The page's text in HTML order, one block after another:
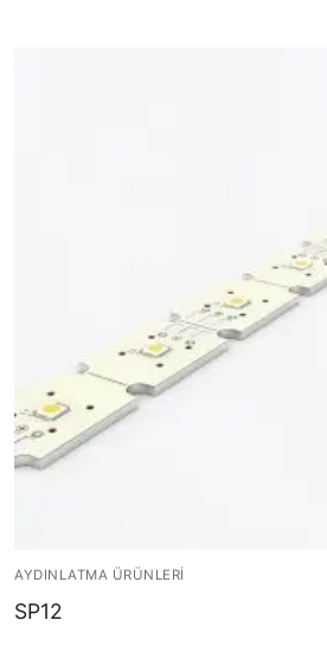
LED Güç
İç Mekan LED
Dış Mekan LED
DMX Nedir? Ürün
AYDINLATMA ÜRÜNLERI
SP12